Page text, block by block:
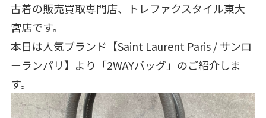
古着の販売買取専門店、トレファクスタイル東大
宮店です。
本日は人気ブランド【Saint Laurent Paris / サンロ
ーランパリ】より「2WAYバッグ」のご紹介しま
す。